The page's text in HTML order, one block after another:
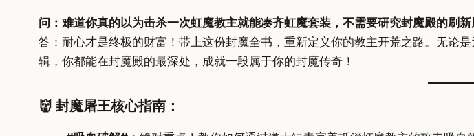
问：难道你真的以为击杀一次虹魔教主就能凑齐虹魔套装，不需要研究封魔殿的刷新
答：耐心才是终极的财富！带上这份封魔全书，重新定义你的教主开荒之路。无论
辑，你都能在封魔殿的最深处，成就一段属于你的封魔传奇！
👹 封魔屠王核心指南：